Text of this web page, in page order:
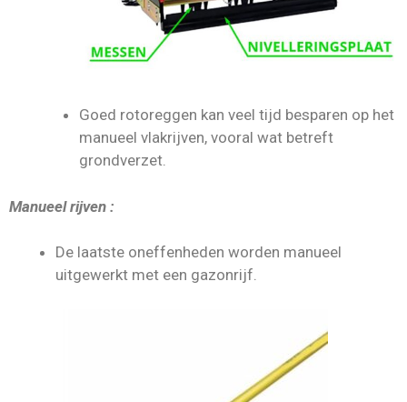
Goed rotoreggen kan veel tijd besparen op het
manueel vlakrijven, vooral wat betreft
grondverzet.
Manueel rijven :
De laatste oneffenheden worden manueel
uitgewerkt met een gazonrijf.